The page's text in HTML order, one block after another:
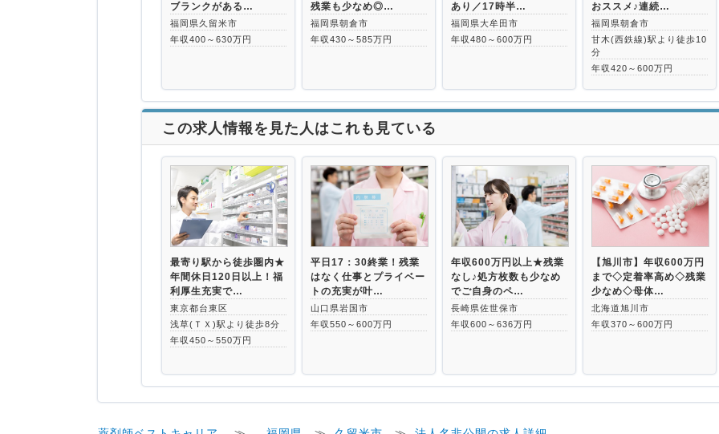
ブランクがある…
福岡県久留米市
年収400～630万円
残業も少なめ◎…
福岡県朝倉市
年収430～585万円
あり／17時半…
福岡県大牟田市
年収480～600万円
おススメ♪連続…
福岡県朝倉市
甘木(西鉄線)駅より徒歩10
分
年収420～600万円
この求人情報を見た人はこれも見ている
最寄り駅から徒歩圏内★
年間休日120日以上！福
利厚生充実で…
東京都台東区
浅草(ＴＸ)駅より徒歩8分
年収450～550万円
平日17：30終業！残業
はなく仕事とプライベー
トの充実が叶…
山口県岩国市
年収550～600万円
年収600万円以上★残業
なし♪処方枚数も少なめ
でご自身のペ…
長崎県佐世保市
年収600～636万円
【旭川市】年収600万円
まで◇定着率高め◇残業
少なめ◇母体…
北海道旭川市
年収370～600万円